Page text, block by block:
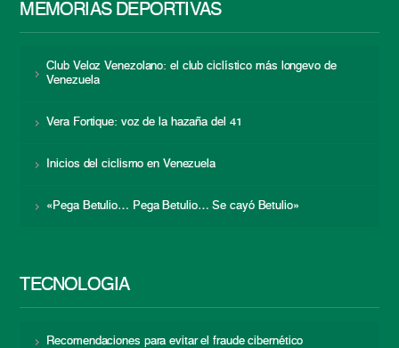
MEMORIAS DEPORTIVAS
Club Veloz Venezolano: el club ciclístico más longevo de
Venezuela
Vera Fortique: voz de la hazaña del 41
Inicios del ciclismo en Venezuela
«Pega Betulio… Pega Betulio… Se cayó Betulio»
TECNOLOGÍA
Recomendaciones para evitar el fraude cibernético